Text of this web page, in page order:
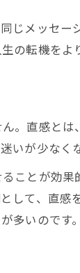
じメッセ
の転機をよ
。直感と
が少なく
ことが効
して、直
多いのです。